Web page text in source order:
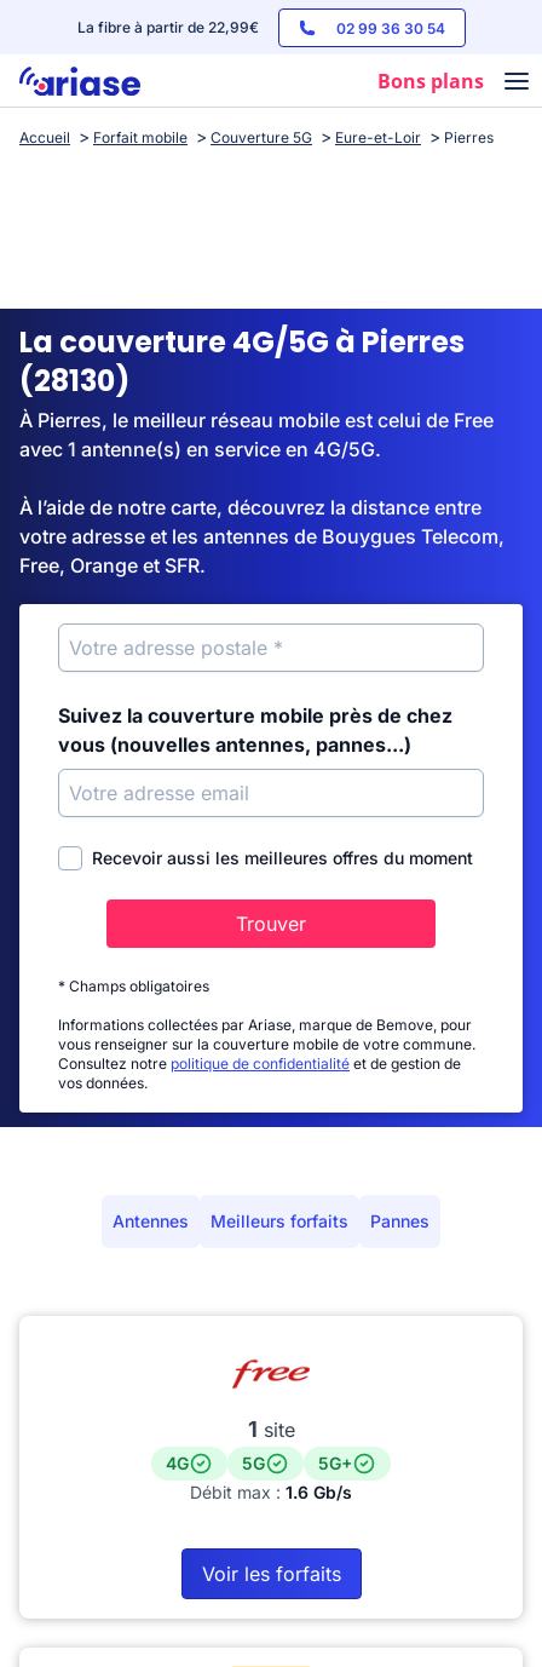
La fibre à partir de 22,99€ 02 99 36 30 54
Bons plans
Box internet
Streaming
Accueil Forfait mobile Couverture 5G Eure-et-Loir Pierres
La couverture 4G/5G à Pierres
(28130)
À Pierres, le meilleur réseau mobile est celui de Free
avec 1 antenne(s) en service en 4G/5G.
À l’aide de notre carte, découvrez la distance entre
votre adresse et les antennes de Bouygues Telecom,
Free, Orange et SFR.
Suivez la couverture mobile près de chez
vous (nouvelles antennes, pannes...)
Recevoir aussi les meilleures offres du moment
Trouver
* Champs obligatoires
Informations collectées par Ariase, marque de Bemove, pour
vous renseigner sur la couverture mobile de votre commune.
Consultez notre politique de confidentialité et de gestion de
vos données.
Antennes Meilleurs forfaits Pannes
1 site
4G 5G
5G+
Débit max : 1.6 Gb/s
Voir les forfaits